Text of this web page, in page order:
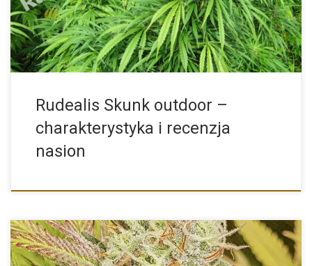
Rudealis Skunk outdoor –
charakterystyka i recenzja
nasion